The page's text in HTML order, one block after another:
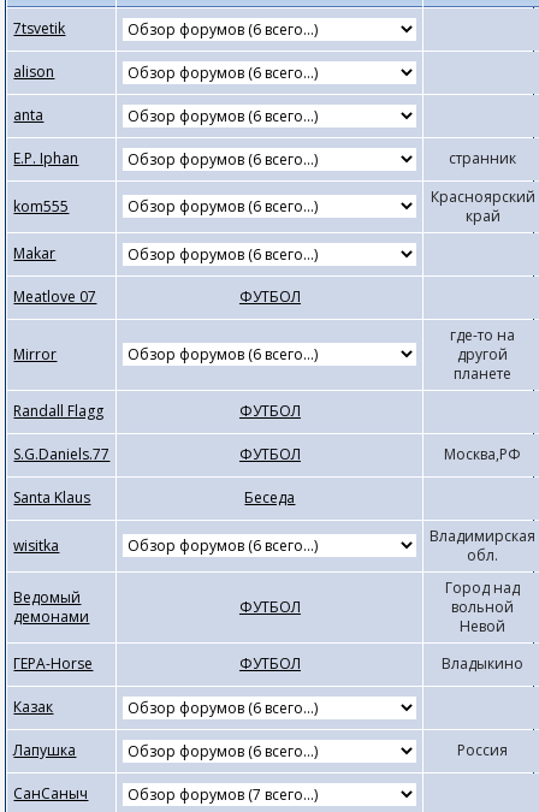
7tsvetik
alison
anta
E.P. Iphan странник
kom555
Красноярский
край
Makar
Meatlove 07 ФУТБОЛ
Mirror
где-то на
другой
планете
Randall Flagg
ФУТБОЛ
S.G.Daniels.77 ФУТБОЛ Москва,РФ
Santa Klaus Беседа
wisitka
Владимирская
обл.
Ведомый
демонами
ФУТБОЛ
Город над
вольной
Невой
ГЕРА-Horse
ФУТБОЛ Владыкино
Казак
Лапушка Россия
СанСаныч